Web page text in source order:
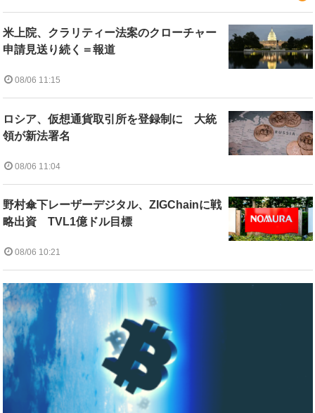
米上院、クラリティー法案のクローチャー
申請見送り続く＝報道
08/06 11:15
ロシア、仮想通貨取引所を登録制に 大統
領が新法署名
08/06 11:04
野村傘下レーザーデジタル、ZIGChainに戦
略出資 TVL1億ドル目標
08/06 10:21